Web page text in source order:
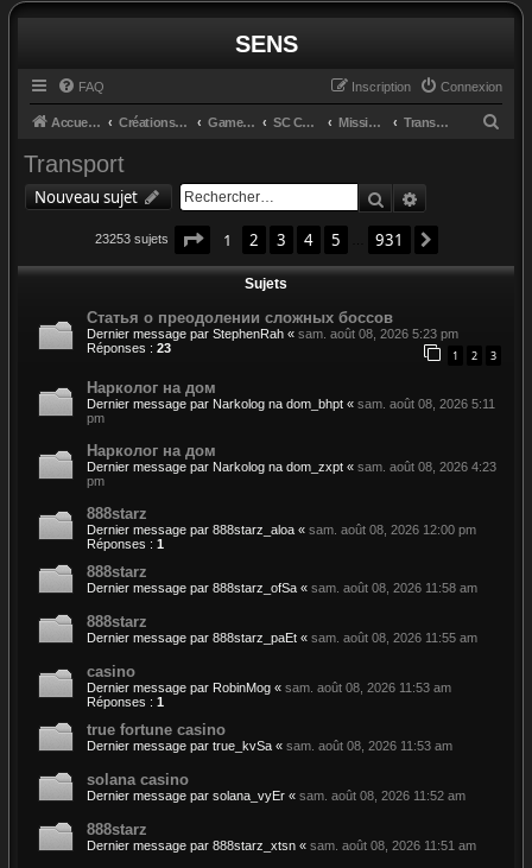
SENS
FAQ Connexion
Inscription
Accueil du forum Créations et retours GameGlass SC Controls by Cosmo Missions Transport
r
Transport
Nouveau sujet Rechercher
23253 sujets Page 1sur931
1 2 3 4 5 931
Sujets
Статья о преодолении сложных боссов
Dernier message par StephenRah « sam. août 08, 2026 5:23 pm
Réponses : 23 1 2 3
Нарколог на дом
Dernier message par Narkolog na dom_bhpt « sam. août 08, 2026 5:11
pm
Нарколог на дом
Dernier message par Narkolog na dom_zxpt « sam. août 08, 2026 4:23
pm
888starz
Dernier message par 888starz_aloa « sam. août 08, 2026 12:00 pm
Réponses : 1
888starz
Dernier message par 888starz_ofSa « sam. août 08, 2026 11:58 am
888starz
Dernier message par 888starz_paEt « sam. août 08, 2026 11:55 am
casino
Dernier message par RobinMog « sam. août 08, 2026 11:53 am
Réponses : 1
true fortune casino
Dernier message par true_kvSa « sam. août 08, 2026 11:53 am
solana casino
Dernier message par solana_vyEr « sam. août 08, 2026 11:52 am
888starz
Dernier message par 888starz_xtsn « sam. août 08, 2026 11:51 am